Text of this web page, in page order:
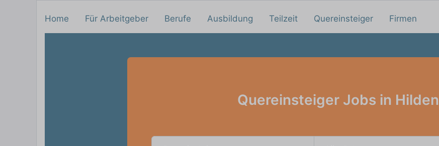
Home Für Arbeitgeber Berufe Ausbildung Teilzeit Quereinsteiger Firmen
Quereinsteiger Jobs in Hilden